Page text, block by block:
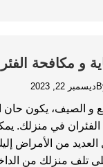
ديسمبر 22, 2023
و الصيف، يكون
في منزلك.
من الأمراض
على تلف منزلك من